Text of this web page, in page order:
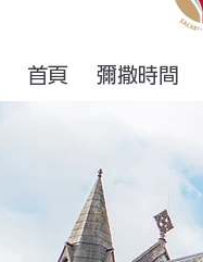
首頁 彌撒時間